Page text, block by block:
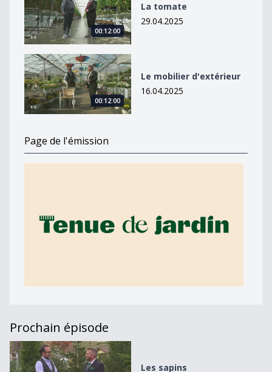
00:12:00
La tomate
29.04.2025
Le mobilier d&#039;extérieur
00:12:00
Le mobilier d'extérieur
16.04.2025
Page de l'émission
Prochain épisode
Les sapins
Les sapins